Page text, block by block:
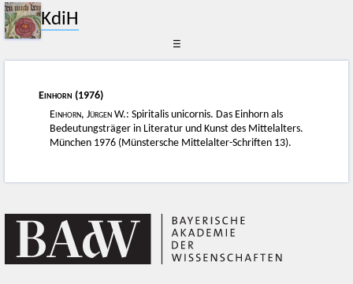
KdiH
☰
Einhorn (1976)
Einhorn, Jürgen W.: Spiritalis unicornis. Das Einhorn als
Bedeutungsträger in Literatur und Kunst des Mittelalters.
München 1976 (Münstersche Mittelalter-Schriften 13).